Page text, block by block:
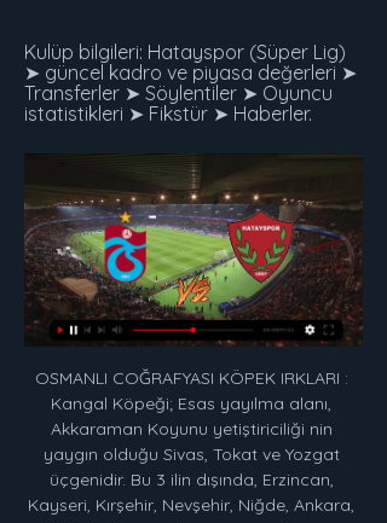
Kulüp bilgileri: Hatayspor (Süper Lig)
➤ güncel kadro ve piyasa değerleri ➤
Transferler ➤ Söylentiler ➤ Oyuncu
istatistikleri ➤ Fikstür ➤ Haberler.
OSMANLI COĞRAFYASI KÖPEK IRKLARI :
Kangal Köpeği; Esas yayılma alanı,
Akkaraman Koyunu yetiştiriciliği nin
yaygın olduğu Sivas, Tokat ve Yozgat
üçgenidir. Bu 3 ilin dışında, Erzincan,
Kayseri, Kırşehir, Nevşehir, Niğde, Ankara,